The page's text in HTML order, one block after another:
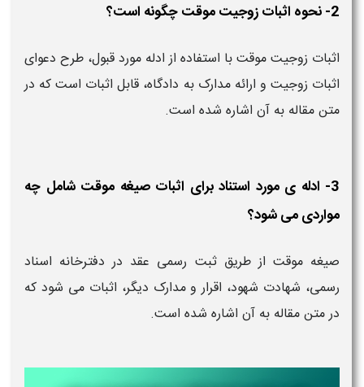
2- نحوه اثبات زوجیت موقت چگونه است؟
اثبات زوجیت موقت با استفاده از ادله مورد قبول، طرح دعوای
اثبات زوجیت و ارائه مدارک به دادگاه، قابل اثبات است که در
متن مقاله به آن اشاره شده است.
3- ادله ی مورد استناد برای اثبات صیغه موقت شامل چه
مواردی می شود؟
صیغه موقت از طریق ثبت رسمی عقد در دفترخانه اسناد
رسمی، شهادت شهود، اقرار و مدارک دیگر، اثبات می شود که
در متن مقاله به آن اشاره شده است.